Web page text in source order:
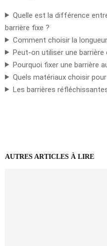
Quelle est la différence
barrière fixe ?
Comment choisir la
Peut-on utiliser une barrière
Pourquoi fixer une barrière
Quels matériaux choisir
Les barrières
AUTRES ARTICLES À LIRE